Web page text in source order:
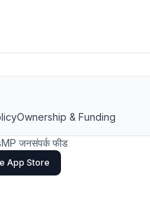
Ownership & Funding
MP जनसंपर्क फीड
App Store